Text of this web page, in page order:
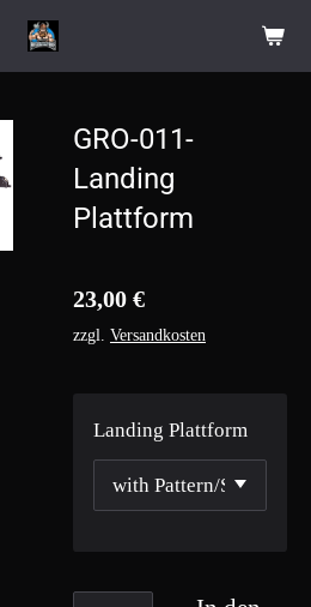
GRO-011-
Landing
Plattform
23,00 €
zzgl. Versandkosten
Landing Plattform